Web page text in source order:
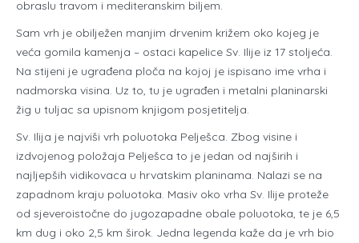
obraslu travom i mediteranskim biljem.
Sam vrh je obilježen manjim drvenim križem oko kojeg je
veća gomila kamenja – ostaci kapelice Sv. Ilije iz 17 stoljeća.
Na stijeni je ugrađena ploča na kojoj je ispisano ime vrha i
nadmorska visina. Uz to, tu je ugrađen i metalni planinarski
žig u tuljac sa upisnom knjigom posjetitelja.
Sv. Ilija je najviši vrh poluotoka Pelješca. Zbog visine i
izdvojenog položaja Pelješca to je jedan od najširih i
najljepših vidikovaca u hrvatskim planinama. Nalazi se na
zapadnom kraju poluotoka. Masiv oko vrha Sv. Ilije proteže
od sjeveroistočne do jugozapadne obale poluotoka, te je 6,5
km dug i oko 2,5 km širok. Jedna legenda kaže da je vrh bio